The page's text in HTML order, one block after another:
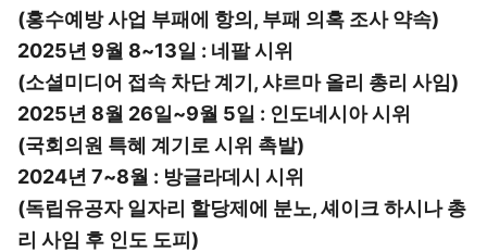
(홍수예방 사업 부패에 항의, 부패 의혹 조사 약속)
2025년 9월 8~13일 : 네팔 시위
(소셜미디어 접속 차단 계기, 샤르마 올리 총리 사임)
2025년 8월 26일~9월 5일 : 인도네시아 시위
(국회의원 특혜 계기로 시위 촉발)
2024년 7~8월 : 방글라데시 시위
(독립유공자 일자리 할당제에 분노, 셰이크 하시나 총
리 사임 후 인도 도피)